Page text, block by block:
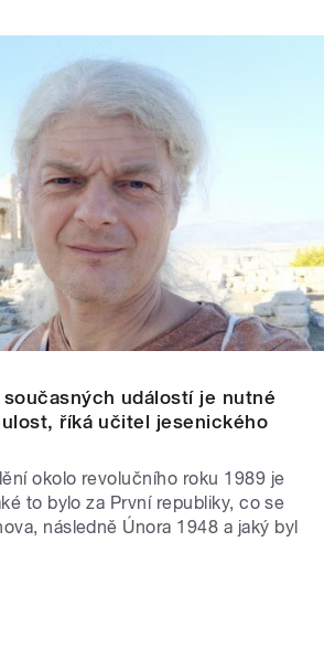
událostí je nutné
říká učitel jesenického
okolo revolučního roku 1989 je
to bylo za První republiky, co se
následně Února 1948 a jaký byl